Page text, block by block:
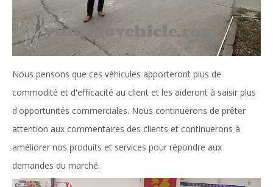
Nous pensons que ces véhicules apporteront plus de
commodité et d'efficacité au client et les aideront à saisir plus
d'opportunités commerciales. Nous continuerons de prêter
attention aux commentaires des clients et continuerons à
améliorer nos produits et services pour répondre aux
demandes du marché.